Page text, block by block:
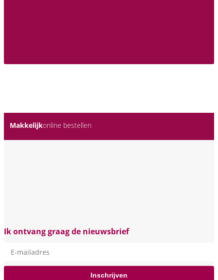
Makkelijkonline bestellen
Ik ontvang graag de nieuwsbrief
Inschrijven